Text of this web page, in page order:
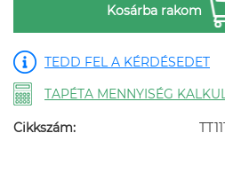
Kosárba rakom
TEDD FEL A KÉRDÉSEDET
TAPÉTA MENNYISÉG
Cikkszám: